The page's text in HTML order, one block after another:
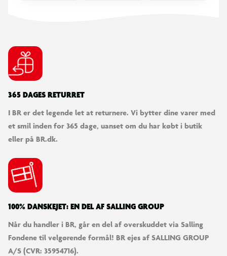
365 DAGES RETURRET
I BR er det legende let at returnere. Vi bytter dine varer med
et smil inden for 365 dage, uanset om du har købt i butik
eller på BR.dk.
100% DANSKEJET: EN DEL AF SALLING GROUP
Når du handler i BR, går en del af overskuddet via Salling
Fondene til velgørende formål! BR ejes af SALLING GROUP
A/S (CVR: 35954716).